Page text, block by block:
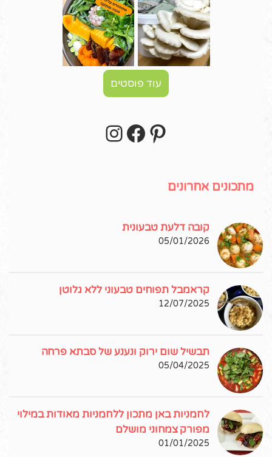
עוד פוסטים
Pinterest
Facebook
מתכונים אחרונים
קובה דלעת טבעונית
05/01/2026
קראמבל תפוחים טבעוני ללא גלוטן
12/07/2025
תבשיל שום ירוק ונענע של סבתא פרחה
05/04/2025
לחמניות באן מתכון ללחמניות מאודות במילוי
מפורק צמחוני מושלם
01/01/2025